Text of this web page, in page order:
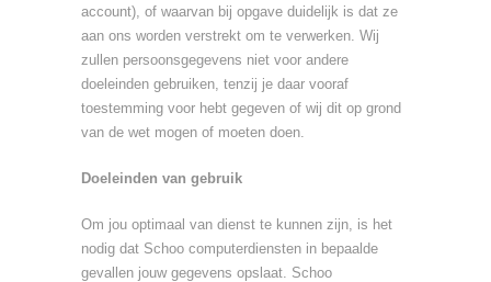
account), of waarvan bij opgave duidelijk is dat ze
aan ons worden verstrekt om te verwerken. Wij
zullen persoonsgegevens niet voor andere
doeleinden gebruiken, tenzij je daar vooraf
toestemming voor hebt gegeven of wij dit op grond
van de wet mogen of moeten doen.
Doeleinden van gebruik
Om jou optimaal van dienst te kunnen zijn, is het
nodig dat Schoo computerdiensten in bepaalde
gevallen jouw gegevens opslaat. Schoo